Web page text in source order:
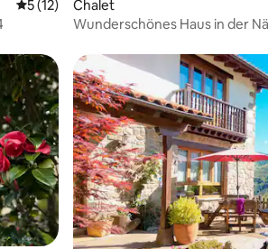
Durchschnittliche Bewertung: 5 von 5,
5 (12)
Chalet
Wunderschönes Haus in der